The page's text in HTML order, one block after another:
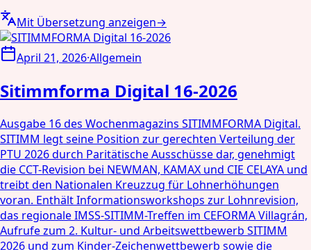
Mit Übersetzung anzeigen→
April 21, 2026·Allgemein
Sitimmforma Digital 16-2026
Ausgabe 16 des Wochenmagazins SITIMMFORMA Digital.
SITIMM legt seine Position zur gerechten Verteilung der
PTU 2026 durch Paritätische Ausschüsse dar, genehmigt
die CCT-Revision bei NEWMAN, KAMAX und CIE CELAYA und
treibt den Nationalen Kreuzzug für Lohnerhöhungen
voran. Enthält Informationsworkshops zur Lohnrevision,
das regionale IMSS-SITIMM-Treffen im CEFORMA Villagrán,
Aufrufe zum 2. Kultur- und Arbeitswettbewerb SITIMM
2026 und zum Kinder-Zeichenwettbewerb sowie die